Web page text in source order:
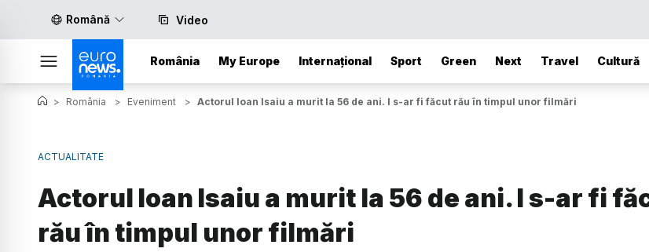
Română Video
România My Europe Internațional Sport Green Next Travel Cultură
> România > Eveniment > Actorul Ioan Isaiu a murit la 56 de ani. I s-ar fi făcut rău în timpul unor filmări
ACTUALITATE
Actorul Ioan Isaiu a murit la 56 de ani. I s-ar fi
rău în timpul unor filmări